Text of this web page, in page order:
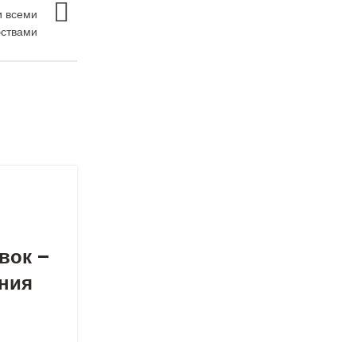
всеми
–